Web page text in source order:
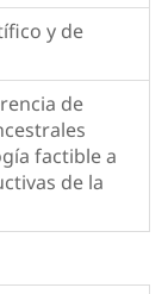
y de
de
factible a
de la